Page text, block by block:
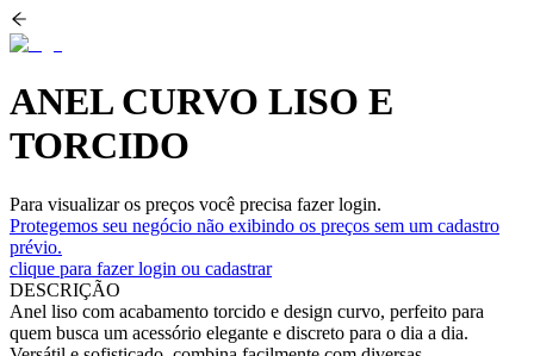
ANEL CURVO LISO E
TORCIDO
Para visualizar os preços você precisa fazer login.
Protegemos seu negócio não exibindo os preços sem um cadastro
prévio.
clique para fazer login ou cadastrar
DESCRIÇÃO
Anel liso com acabamento torcido e design curvo, perfeito para
quem busca um acessório elegante e discreto para o dia a dia.